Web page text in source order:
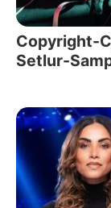
Copyright-
Setlur-